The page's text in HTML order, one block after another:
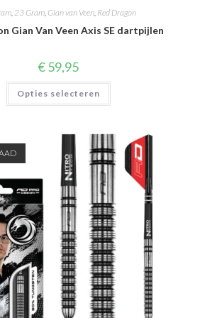
,23 Gram, Gian van Veen, Red Dragon
Gian Van Veen Axis SE dartpijlen
€59,95
Opties selecteren
Dit
heeft
Deze
optie
kan
gekozen
worden
productpagina